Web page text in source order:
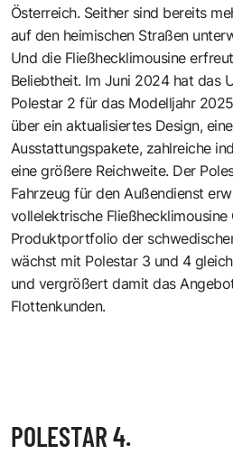
Österreich. Seither sind bereits
auf den heimischen Straßen
Und die Fließhecklimousine
Beliebtheit. Im Juni 2024 hat das
Polestar 2 für das Modelljahr
über ein aktualisiertes Design,
Ausstattungspakete, zahlreiche
eine größere Reichweite. Der
Fahrzeug für den Außendienst
vollelektrische Fließhecklimousine
Produktportfolio der
wächst mit Polestar 3 und 4
und vergrößert damit das
Flottenkunden.
POLESTAR 4.